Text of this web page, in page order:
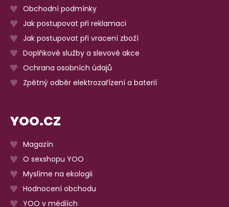
Obchodní podmínky
Jak postupovat při reklamaci
Jak postupovat při vracení zboží
Doplňkové služby a slevové akce
Ochrana osobních údajů
Zpětný odběr elektrozařízení a baterií
YOO.CZ
Magazín
O sexshopu YOO
Myslíme na ekologii
Hodnocení obchodu
YOO v médiích